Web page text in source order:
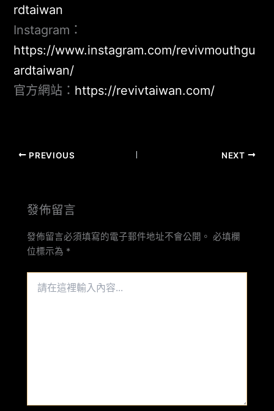
rdtaiwan
Instagram：
https://www.instagram.com/revivmouthgu
ardtaiwan/
官方網站： https://revivtaiwan.com/
PREVIOUS NEXT
發佈留言
發佈留言必須填寫的電子郵件地址不會公開。 必填欄
位標示為 *